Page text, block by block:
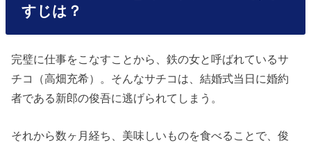
すじは？
完璧に仕事をこなすことから、鉄の女と呼ばれているサ
チコ（高畑充希）。そんなサチコは、結婚式当日に婚約
者である新郎の俊吾に逃げられてしまう。
それから数ヶ月経ち、美味しいものを食べることで、俊